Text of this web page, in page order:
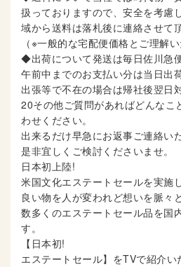
扱っておりますので、安全を考慮
域から送料は落札後に連絡させて
（※一般的な宅配便価格とご理解
◆出荷について発送は毎日佐川急
午前中までのお支払い分は当日出
出張等で不在の場合は帰社後翌日
20その他ご質問があればどんなこ
わせください。
出来るだけ早急にお返事ご連絡い
是非宜しくご検討くださいませ。
日本初上陸!
米国文化エステートセールを実施
良い物を人が変われど想いを脈々
数多くのエステートセール品を国
す。
【日本初!
エステートセール】をTVで紹介い